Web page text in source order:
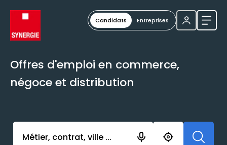
Candidats Entreprises
Offres d'emploi en commerce,
négoce et distribution
Activer l’élément pour lancer l’enregistrement.